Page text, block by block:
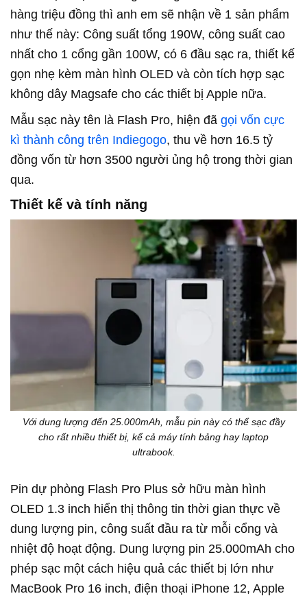
hàng triệu đồng thì anh em sẽ nhận về 1 sản phẩm
như thế này: Công suất tổng 190W, công suất cao
nhất cho 1 cổng gần 100W, có 6 đầu sạc ra, thiết kế
gọn nhẹ kèm màn hình OLED và còn tích hợp sạc
không dây Magsafe cho các thiết bị Apple nữa.
Mẫu sạc này tên là Flash Pro, hiện đã gọi vốn cực
kì thành công trên Indiegogo, thu về hơn 16.5 tỷ
đồng vốn từ hơn 3500 người ủng hộ trong thời gian
qua.
Thiết kế và tính năng
Với dung lượng đến 25.000mAh, mẫu pin này có thể sạc đầy
cho rất nhiều thiết bị, kể cả máy tính bảng hay laptop
ultrabook.
Pin dự phòng Flash Pro Plus sở hữu màn hình
OLED 1.3 inch hiển thị thông tin thời gian thực về
dung lượng pin, công suất đầu ra từ mỗi cổng và
nhiệt độ hoạt động. Dung lượng pin 25.000mAh cho
phép sạc một cách hiệu quả các thiết bị lớn như
MacBook Pro 16 inch, điện thoại iPhone 12, Apple